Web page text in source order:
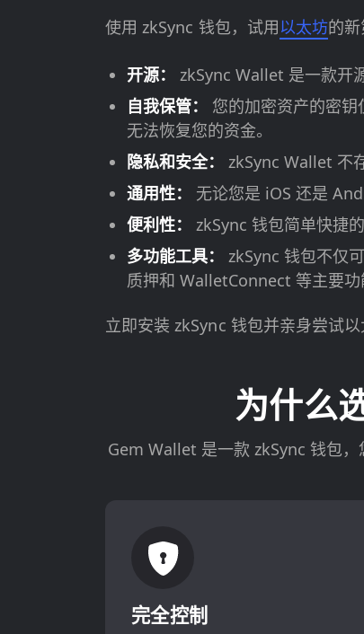
使用 zkSync 钱包，试用以太坊的新
开源： zkSync Wallet 是一款开
自我保管： 您的加密资产的密
无法恢复您的资金。
隐私和安全： zkSync Wallet 不
通用性： 无论您是 iOS 还是
便利性： zkSync 钱包简单快捷
多功能工具： zkSync 钱包不仅
质押和 WalletConnect 等主要功
立即安装 zkSync 钱包并亲身尝试
为什么
Gem Wallet 是一款 zkSync 钱包
完全控制